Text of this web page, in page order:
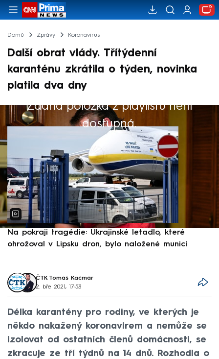
Domů Zprávy Koronavirus
Další obrat vlády. Třítýdenní
karanténu zkrátila o týden, novinka
platila dva dny
Žádná položka z playlistu není
dostupná.
Výběr redakce
Na pokraji tragédie: Ukrajinské letadlo, které
ohrožoval v Lipsku dron, bylo naložené municí
ČTK, Tomáš Kačmár
2. bře 2021, 17:53
Délka karantény pro rodiny, ve kterých je
někdo nakažený koronavirem a nemůže se
izolovat od ostatních členů domácnosti, se
zkracuje ze tří týdnů na 14 dnů. Rozhodla o